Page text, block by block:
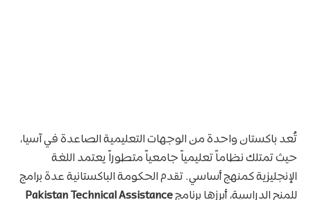
تُعد باكستان واحدة من الوجهات التعليمية الصاعدة في آسيا،
حيث تمتلك نظاماً تعليمياً جامعياً متطوراً يعتمد اللغة
الإنجليزية كمنهج أساسي. تقدم الحكومة الباكستانية عدة برامج
للمنح الدراسية، أبرزها برنامجPakistan Technical Assistance